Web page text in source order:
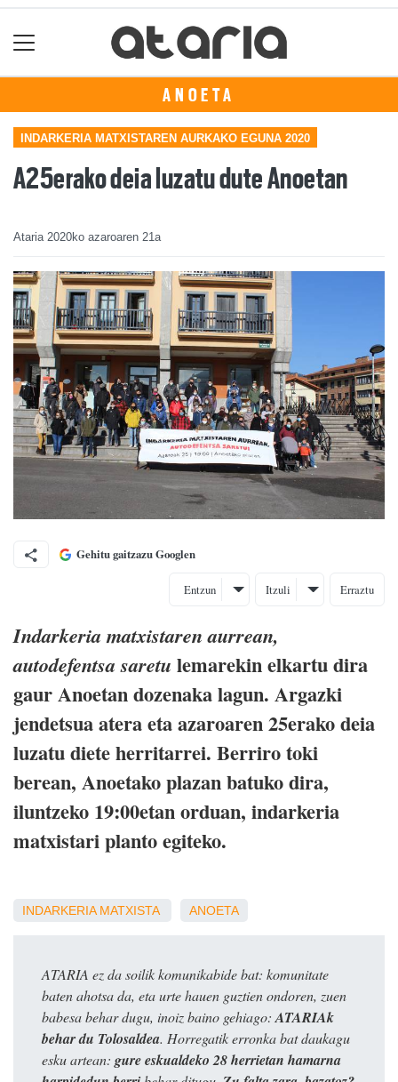
ANOETA
INDARKERIA MATXISTAREN AURKAKO EGUNA 2020
A25erako deia luzatu dute Anoetan
Ataria 2020ko azaroaren 21a
Gehitu gaitzazu Googlen
Entzun Itzuli Erraztu
Indarkeria matxistaren aurrean,
autodefentsa saretu lemarekin elkartu dira
gaur Anoetan dozenaka lagun. Argazki
jendetsua atera eta azaroaren 25erako deia
luzatu diete herritarrei. Berriro toki
berean, Anoetako plazan batuko dira,
iluntzeko 19:00etan orduan, indarkeria
matxistari planto egiteko.
INDARKERIA MATXISTA ANOETA
ATARIA ez da soilik komunikabide bat: komunitate
baten ahotsa da, eta urte hauen guztien ondoren, zuen
babesa behar dugu, inoiz baino gehiago: ATARIAk
behar du Tolosaldea. Horregatik erronka bat daukagu
esku artean: gure eskualdeko 28 herrietan hamarna